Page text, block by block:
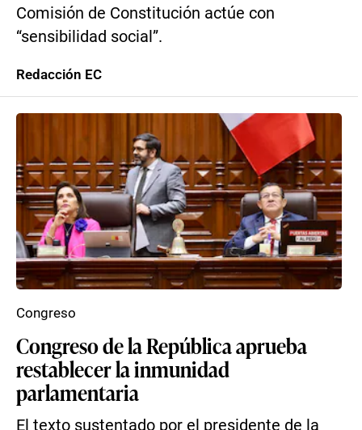
Comisión de Constitución actúe con
“sensibilidad social”.
Redacción EC
Congreso de la República aprueba
restablecer la inmunidad
parlamentaria
El texto sustentado por el presidente de la
Congreso